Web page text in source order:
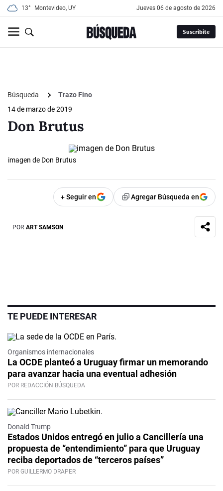
13° Montevideo, UY jueves 06 de agosto de 2026
Suscribite
Búsqueda
Trazo Fino
14 de marzo de 2019
Don Brutus
imagen de Don Brutus
+ Seguir en Agregar Búsqueda en
POR ART SAMSON
TE PUEDE INTERESAR
Organismos internacionales
La OCDE planteó a Uruguay firmar un memorando
para avanzar hacia una eventual adhesión
POR REDACCIÓN BÚSQUEDA
Donald Trump
Estados Unidos entregó en julio a Cancillería una
propuesta de “entendimiento” para que Uruguay
reciba deportados de “terceros países”
POR GUILLERMO DRAPER